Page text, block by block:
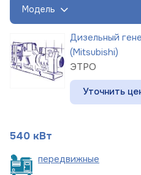
Модель
Дизельный
(Mitsubishi)
ЭТРО
Уточнить
540 кВт
передвижные